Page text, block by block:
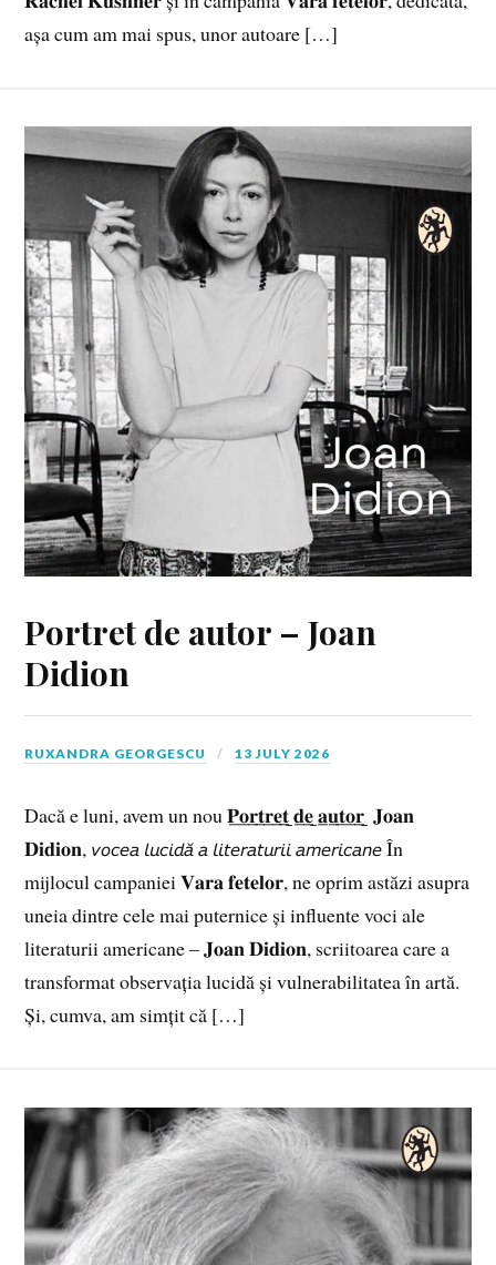
așa cum am mai spus, unor autoare […]
Portret de autor – Joan
Didion
RUXANDRA GEORGESCU 13 JULY 2026
Dacă e luni, avem un nou 𝐏̲𝐨̲𝐫̲𝐭̲𝐫̲𝐞̲𝐭̲ ̲𝐝̲𝐞̲ ̲𝐚̲𝐮̲𝐭̲𝐨̲𝐫̲ ̲ 𝐉𝐨𝐚𝐧
𝐃𝐢𝐝𝐢𝐨𝐧, 𝘷𝘰𝘤𝘦𝘢 𝘭𝘶𝘤𝘪𝘥𝘢̆ 𝘢 𝘭𝘪𝘵𝘦𝘳𝘢𝘵𝘶𝘳𝘪𝘪 𝘢𝘮𝘦𝘳𝘪𝘤𝘢𝘯𝘦 În
mijlocul campaniei 𝐕𝐚𝐫𝐚 𝐟𝐞𝐭𝐞𝐥𝐨𝐫, ne oprim astăzi asupra
uneia dintre cele mai puternice și influente voci ale
literaturii americane – 𝐉𝐨𝐚𝐧 𝐃𝐢𝐝𝐢𝐨𝐧, scriitoarea care a
transformat observația lucidă și vulnerabilitatea în artă.
Și, cumva, am simțit că […]